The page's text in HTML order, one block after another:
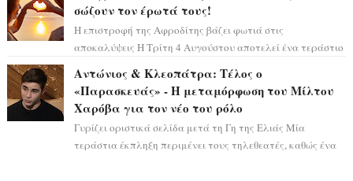
σώζουν τον έρωτά τους!
Η επιστροφή της Αφροδίτης βάζει φωτιά στις
αποκαλύψεις Η Τρίτη 4 Αυγούστου αποτελεί ένα τεράστιο
Αντώνιος & Κλεοπάτρα: Τέλος ο
«Παρασκευάς» - Η μεταμόρφωση του Μίλτου
Χαρόβα για τον νέο του ρόλο
Γυρίζει οριστικά σελίδα μετά τη Γη της Ελιάς Μία
τεράστια έκπληξη περιμένει τους τηλεθεατές, καθώς ένα